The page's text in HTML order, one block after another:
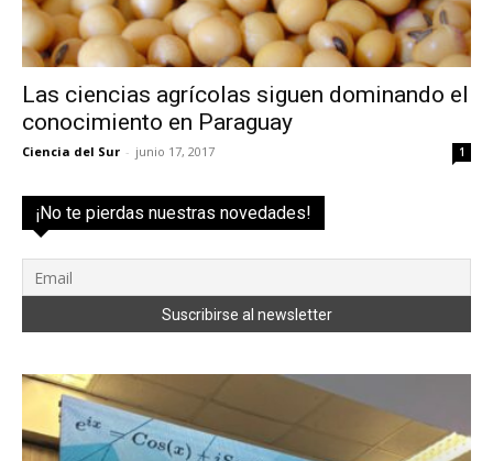
Las ciencias agrícolas siguen dominando el
conocimiento en Paraguay
Ciencia del Sur - junio 17, 2017 1
¡No te pierdas nuestras novedades!